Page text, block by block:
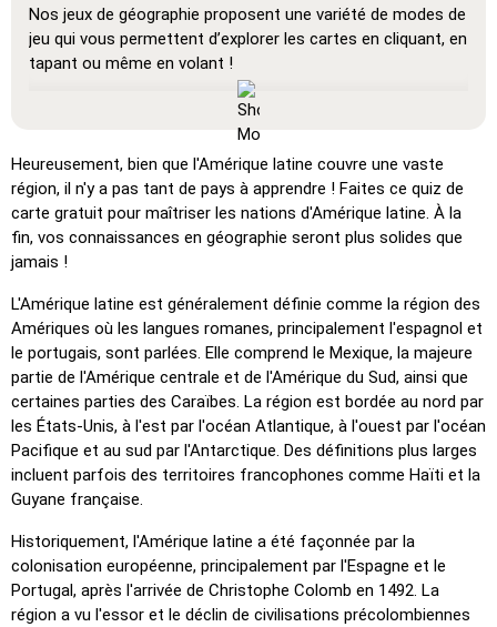
Nos jeux de géographie proposent une variété de modes de
jeu qui vous permettent d’explorer les cartes en cliquant, en
tapant ou même en volant !
: Un mode d’apprentissage où toutes les
localisations sont visibles sur la carte, facilitant ainsi
Cliquez sur (très facile): Fonctionne comme 'Cliquez
sur…', mais lorsque vous passez la souris sur un lieu, son
nom apparaît.
Cliquez sur (facile)
faciliter la sélection.
Cliquez sur…: Cliquez sur l’emplacement exact indiqué.
Cliquez sur… (difficile): Comme 'Cliquez sur…', mais les
lieux retrouvent leur couleur d'origine après avoir été
cliqués.
Cliquez sur (sans frontières): Comme 'Cliquez sur…', mais
sans frontières visibles, ce qui rend le jeu plus difficile.
Cliquez sur… (drapeaux) : Comme 'Cliquez sur…', mais seul
un drapeau est affiché – sans nom.
Choix multiple: Sélectionnez la bonne réponse parmi
quatre en cliquant ou en appuyant sur les touches 1–4.
Heureusement, bien que l'Amérique latine couvre une vaste
région, il n'y a pas tant de pays à apprendre ! Faites ce quiz de
carte gratuit pour maîtriser les nations d'Amérique latine. À la
fin, vos connaissances en géographie seront plus solides que
jamais !
L'Amérique latine est généralement définie comme la région des
Amériques où les langues romanes, principalement l'espagnol et
le portugais, sont parlées. Elle comprend le Mexique, la majeure
partie de l'Amérique centrale et de l'Amérique du Sud, ainsi que
certaines parties des Caraïbes. La région est bordée au nord par
les États-Unis, à l'est par l'océan Atlantique, à l'ouest par l'océan
Pacifique et au sud par l'Antarctique. Des définitions plus larges
incluent parfois des territoires francophones comme Haïti et la
Guyane française.
Historiquement, l'Amérique latine a été façonnée par la
colonisation européenne, principalement par l'Espagne et le
Portugal, après l'arrivée de Christophe Colomb en 1492. La
région a vu l'essor et le déclin de civilisations précolombiennes